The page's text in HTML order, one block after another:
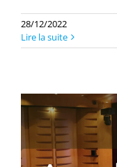
28/12/2022
Lire la suite